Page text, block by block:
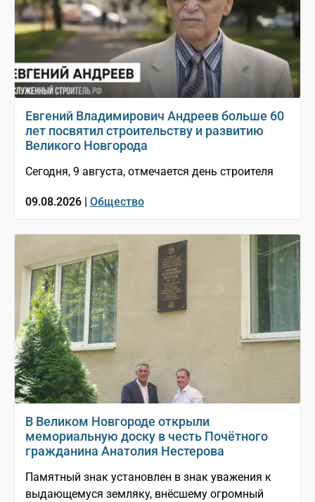
Евгений Владимирович Андреев больше 60
лет посвятил строительству и развитию
Великого Новгорода
Сегодня, 9 августа, отмечается день строителя
09.08.2026 | Общество
В Великом Новгороде открыли
мемориальную доску в честь Почётного
гражданина Анатолия Нестерова
Памятный знак установлен в знак уважения к
выдающемуся земляку, внёсшему огромный